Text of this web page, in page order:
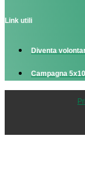
Link utili
Diventa
Campagna